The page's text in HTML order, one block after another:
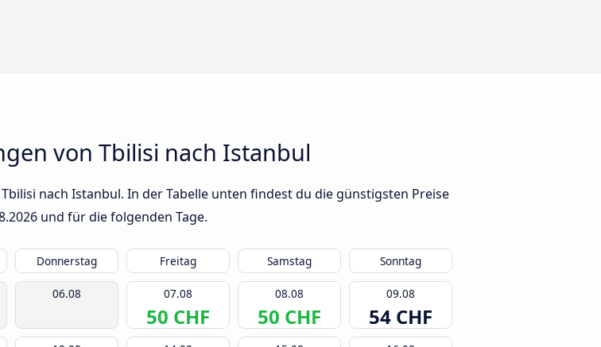
von Tbilisi nach Istanbul
nach Istanbul. In der Tabelle unten findest du die günstigsten Preise
und für die folgenden Tage.
Donnerstag Freitag Samstag Sonntag
06.08 07.08
50 CHF
08.08
50 CHF
09.08
54 CHF